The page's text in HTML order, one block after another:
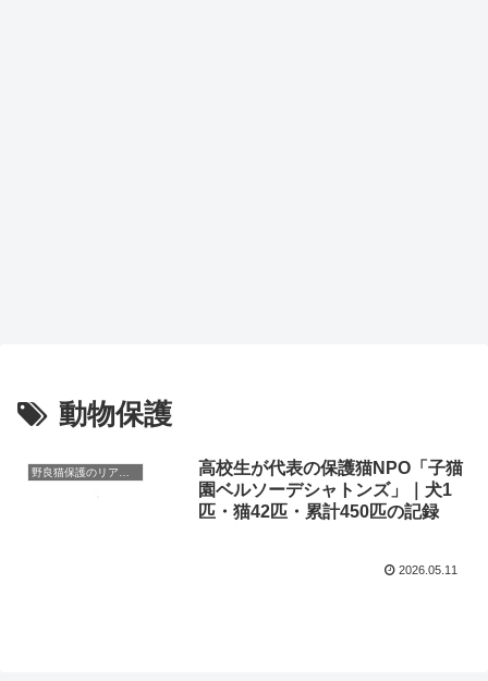
動物保護
高校生が代表の保護猫NPO「子猫
園ベルソーデシャトンズ」｜犬1
匹・猫42匹・累計450匹の記録
2026.05.11